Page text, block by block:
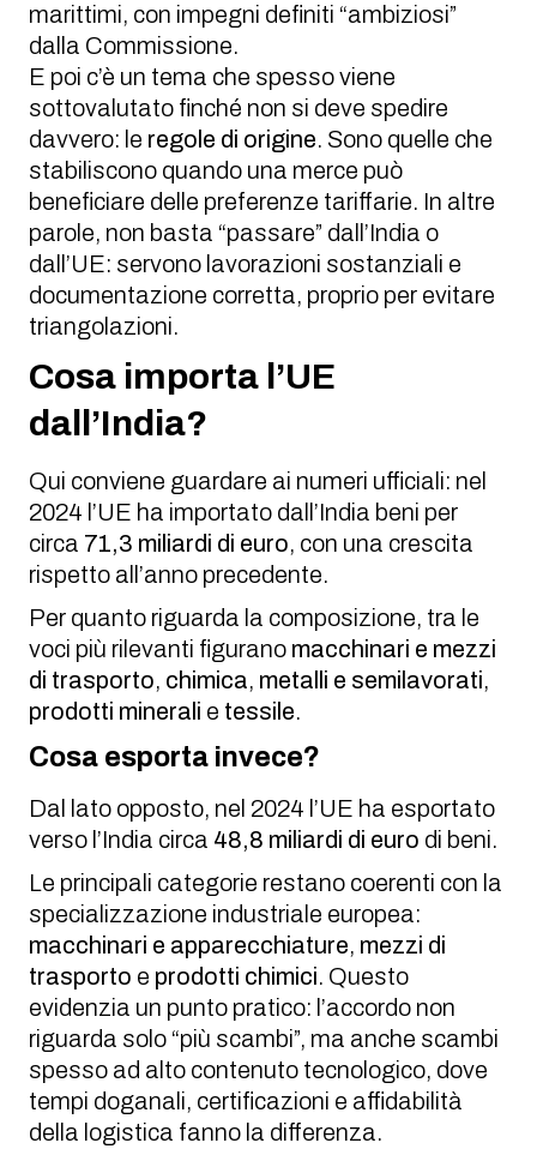
marittimi, con impegni definiti “ambiziosi”
dalla Commissione.
E poi c’è un tema che spesso viene
sottovalutato finché non si deve spedire
davvero: le regole di origine. Sono quelle che
stabiliscono quando una merce può
beneficiare delle preferenze tariffarie. In altre
parole, non basta “passare” dall’India o
dall’UE: servono lavorazioni sostanziali e
documentazione corretta, proprio per evitare
triangolazioni.
Cosa importa l’UE
dall’India?
Qui conviene guardare ai numeri ufficiali: nel
2024 l’UE ha importato dall’India beni per
circa 71,3 miliardi di euro, con una crescita
rispetto all’anno precedente.
Per quanto riguarda la composizione, tra le
voci più rilevanti figurano macchinari e mezzi
di trasporto, chimica, metalli e semilavorati,
prodotti minerali e tessile.
Cosa esporta invece?
Dal lato opposto, nel 2024 l’UE ha esportato
verso l’India circa 48,8 miliardi di euro di beni.
Le principali categorie restano coerenti con la
specializzazione industriale europea:
macchinari e apparecchiature, mezzi di
trasporto e prodotti chimici. Questo
evidenzia un punto pratico: l’accordo non
riguarda solo “più scambi”, ma anche scambi
spesso ad alto contenuto tecnologico, dove
tempi doganali, certificazioni e affidabilità
della logistica fanno la differenza.